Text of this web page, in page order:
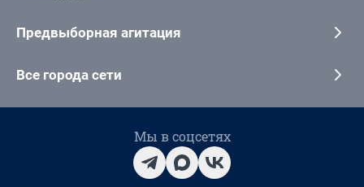
Предвыборная агитация
Все города сети
Мы в соцсетях